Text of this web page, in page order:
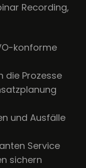
Recording,
konforme
die Prozesse
und Ausfälle
Service
sichern